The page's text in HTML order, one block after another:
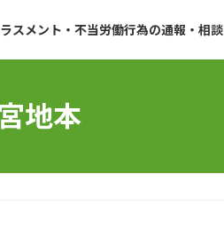
スメント・不当労働行為の通報・相談
地本